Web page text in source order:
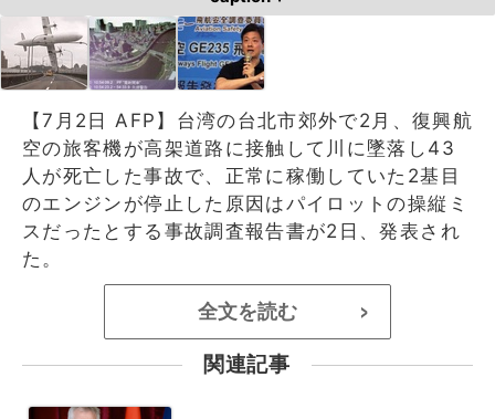
【7月2日 AFP】台湾の台北市郊外で2月、復興航
空の旅客機が高架道路に接触して川に墜落し43
人が死亡した事故で、正常に稼働していた2基目
のエンジンが停止した原因はパイロットの操縦ミ
スだったとする事故調査報告書が2日、発表され
た。
全文を読む >
関連記事